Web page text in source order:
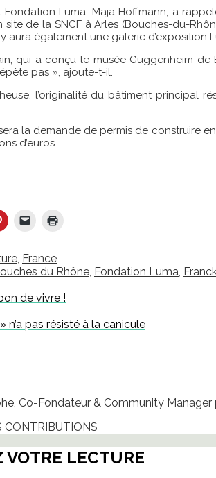
Luma, Maja Hoffmann, a
site de la SNCF à Arles (Bouches-du-
aura également une galerie
qui a conçu le musée Guggenheim
pas », ajoute-t-il.
l’originalité du bâtiment principal
la demande de permis de construire
d’euros.
Cliquez
pour
Pinterest(ouvre
dans
une
fenêtre)
Cliquer
pour
lien
par
e-
un
une
fenêtre)
, France
du Rhône, Fondation Luma,
de vivre !
n’a pas résisté à la canicule
Co-Fondateur & Community Manager
CONTRIBUTIONS
LECTURE